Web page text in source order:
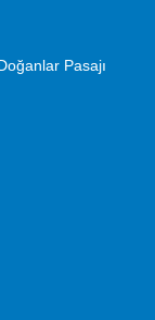
Pasajı